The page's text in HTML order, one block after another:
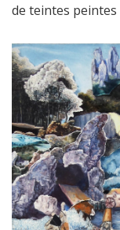
de teintes peintes